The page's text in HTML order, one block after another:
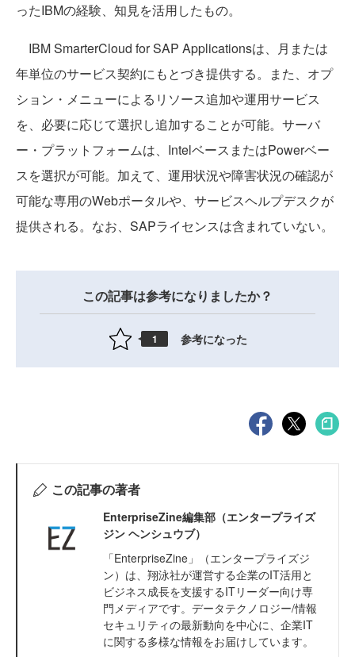
ったIBMの経験、知見を活用したもの。
IBM SmarterCloud for SAP Applicationsは、月または
年単位のサービス契約にもとづき提供する。また、オプ
ション・メニューによるリソース追加や運用サービス
を、必要に応じて選択し追加することが可能。サーバ
ー・プラットフォームは、IntelベースまたはPowerベー
スを選択が可能。加えて、運用状況や障害状況の確認が
可能な専用のWebポータルや、サービスヘルプデスクが
提供される。なお、SAPライセンスは含まれていない。
この記事は参考になりましたか？
1 参考になった
この記事の著者
EnterpriseZine編集部（エンタープライズ
ジン ヘンシュウブ）
「EnterpriseZine」（エンタープライズジ
ン）は、翔泳社が運営する企業のIT活用と
ビジネス成長を支援するITリーダー向け専
門メディアです。データテクノロジー/情報
セキュリティの最新動向を中心に、企業IT
に関する多様な情報をお届けしています。